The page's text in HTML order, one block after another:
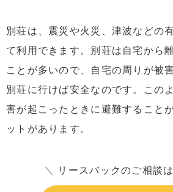
別荘は、震災や火災、津波などの
て利用できます。別荘は自宅から
ことが多いので、自宅の周りが被
別荘に行けば安全なのです。この
害が起こったときに避難すること
ットがあります。
＼ リースバックのご相談は